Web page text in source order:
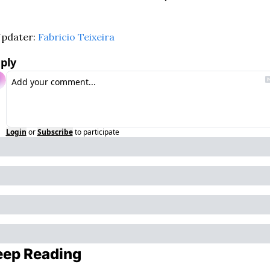
Fabricio Teixeira
Login or Subscribe to participate
Reading